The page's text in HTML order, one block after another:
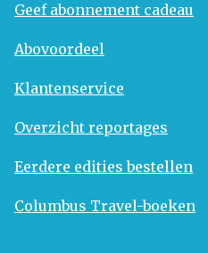
Geef abonnement cadeau
Abovoordeel
Klantenservice
Overzicht reportages
Eerdere edities bestellen
Columbus Travel-boeken